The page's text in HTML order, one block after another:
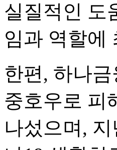
실질적인 도
임과 역할에
한편, 하나
중호우로 피
나섰으며,